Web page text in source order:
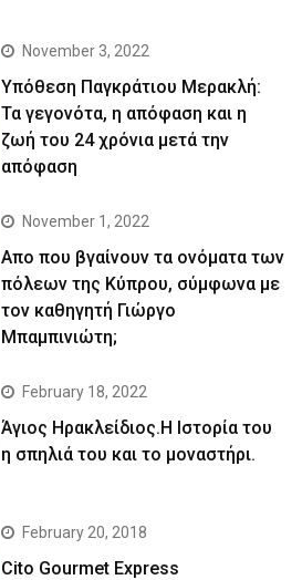
November 3, 2022
Yπόθεση Παγκράτιου Μερακλή:
Τα γεγονότα, η απόφαση και η
ζωή του 24 χρόνια μετά την
απόφαση
November 1, 2022
Απο που βγαίνουν τα ονόματα των
πόλεων της Κύπρου, σύμφωνα με
τον καθηγητή Γιώργο
Μπαμπινιώτη;
February 18, 2022
Άγιος Ηρακλείδιος.Η Ιστορία του
η σπηλιά του και το μοναστήρι.
February 20, 2018
Cito Gourmet Express